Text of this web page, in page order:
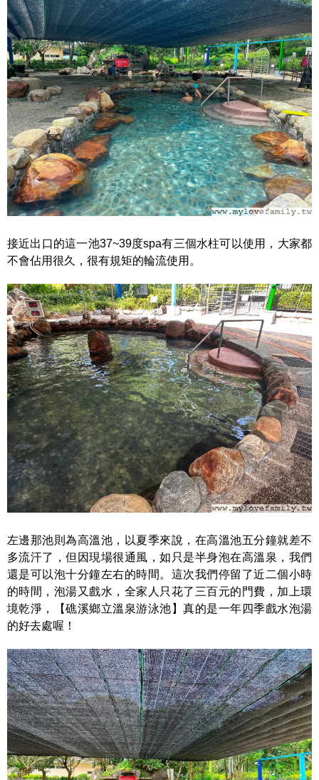
接近出口的這一池37~39度spa有三個水柱可以使用，大家都
不會佔用很久，很有規矩的輪流使用。
左邊那池則為高溫池，以夏季來說，在高溫池五分鐘就差不
多流汗了，但因現場很通風，如只是半身泡在高溫泉，我們
還是可以泡十分鐘左右的時間。這次我們停留了近二個小時
的時間，泡湯又戲水，全家人只花了三百元的門費，加上環
境乾淨，【礁溪鄉立溫泉游泳池】真的是一年四季戲水泡湯
的好去處喔！